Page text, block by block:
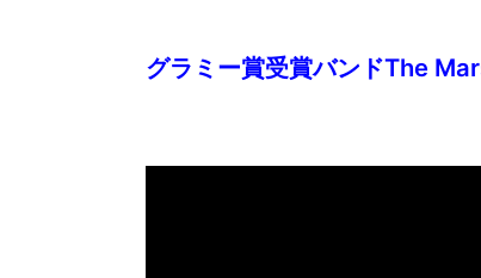
グラミー賞受賞バンドThe